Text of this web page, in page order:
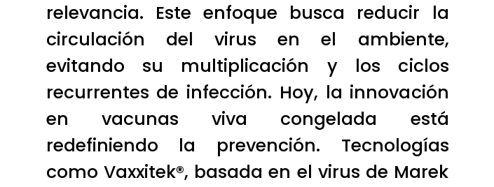
relevancia. Este enfoque busca reducir la
circulación del virus en el ambiente,
evitando su multiplicación y los ciclos
recurrentes de infección. Hoy, la innovación
en vacunas viva congelada está
redefiniendo la prevención. Tecnologías
como Vaxxitek®, basada en el virus de Marek